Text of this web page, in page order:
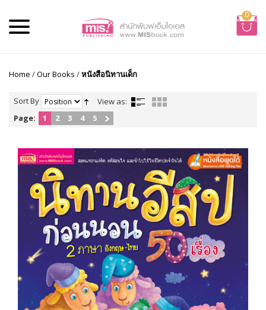
0
Home /Our Books /หนังสือนิทานเด็ก
Sort By
View as:
Page:
1 2 3 4 5